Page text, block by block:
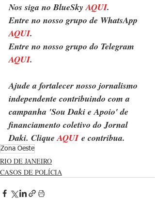
Nos siga no BlueSky AQUI.
Entre no nosso grupo de WhatsApp
AQUI.
Entre no nosso grupo do Telegram
AQUI.
Ajude a fortalecer nosso jornalismo
independente contribuindo com a
campanha 'Sou Daki e Apoio' de
financiamento coletivo do Jornal
Daki. Clique AQUI e contribua.
Zona Oeste
RIO DE JANEIRO
CASOS DE POLÍCIA